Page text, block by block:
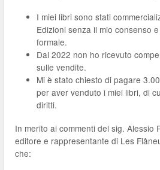
I miei libri sono stati
Edizioni senza il mio consenso
formale.
Dal 2022 non ho ricevuto
sulle vendite.
Mi è stato chiesto di pagare
per aver venduto i miei libri, di
diritti.
In merito ai commenti del sig. Alessio
editore e rappresentante di Les
che: